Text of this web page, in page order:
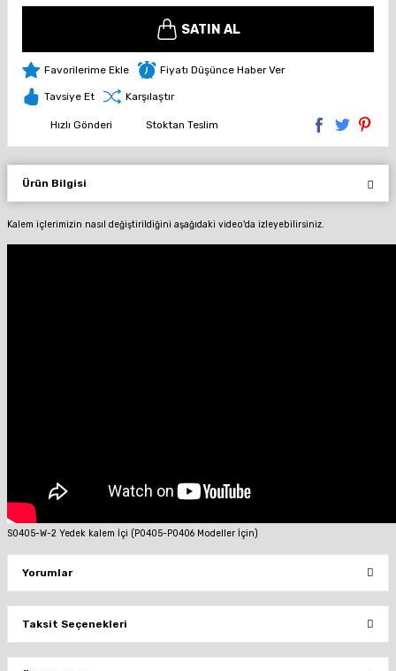
SATIN AL
Fiyatı Düşünce Haber Ver
Tavsiye Et Karşılaştır
Hızlı Gönderi Stoktan Teslim
Ürün Bilgisi
Kalem içlerimizin nasıl değiştirildiğini aşağıdaki video'da izleyebilirsiniz.
S0405-W-2 Yedek kalem İçi (P0405-P0406 Modeller İçin)
Yorumlar
Bu ürüne ilk yorumu siz yapın!
Taksit Seçenekleri